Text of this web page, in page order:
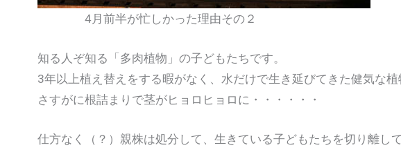
4月前半が忙しかった理由その２
知る人ぞ知る「多肉植物」の子どもたちです。
3年以上植え替えをする暇がなく、水だけで生き延びてきた健気な植
さすがに根詰まりで茎がヒョロヒョロに・・・・・・
仕方なく（？）親株は処分して、生きている子どもたちを切り離し